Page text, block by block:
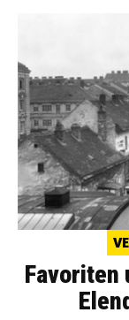
Favoriten